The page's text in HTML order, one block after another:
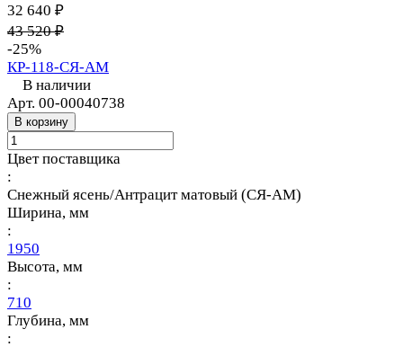
32 640 ₽
43 520 ₽
-25%
КР-118-СЯ-АМ
В наличии
Арт. 00-00040738
В корзину
Цвет поставщика
:
Снежный ясень/Антрацит матовый (СЯ-АМ)
Ширина, мм
:
1950
Высота, мм
:
710
Глубина, мм
: